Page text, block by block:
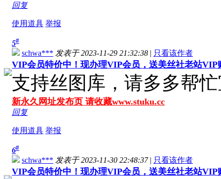
回复
使用道具 举报
5#
schwa*** 发表于 2023-11-29 21:32:38 | 只看该作者
VIP会员特价中！现办理VIP会员，送美丝社老站VIP
支持丝图库，请多多帮
新永久网址发布页 请收藏www.stuku.cc
回复
使用道具 举报
6#
schwa*** 发表于 2023-11-30 22:48:37 | 只看该作者
VIP会员特价中！现办理VIP会员，送美丝社老站VIP